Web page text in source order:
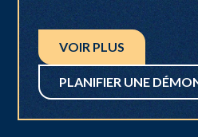
VOIR PLUS
PLANIFIER UNE